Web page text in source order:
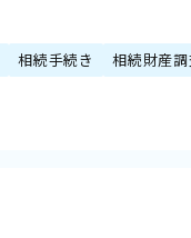
相続手続き
相続財産